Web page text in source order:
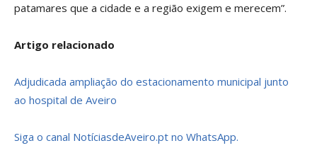
patamares que a cidade e a região exigem e merecem”.
Artigo relacionado
Adjudicada ampliação do estacionamento municipal junto
ao hospital de Aveiro
Siga o canal NotíciasdeAveiro.pt no WhatsApp.